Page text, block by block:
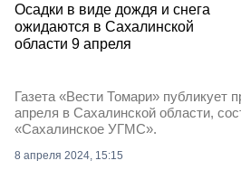
Осадки в виде дождя и снега
ожидаются в Сахалинской
области 9 апреля
Газета «Вести Томари» публикует
апреля в Сахалинской области,
«Сахалинское УГМС».
8 апреля 2024, 15:15